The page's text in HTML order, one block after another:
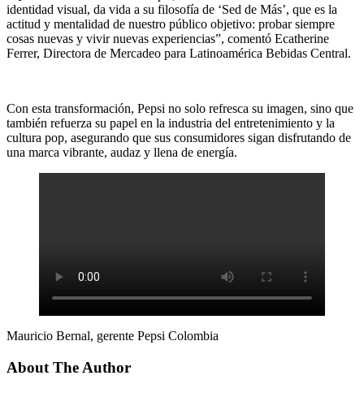
identidad visual, da vida a su filosofía de ‘Sed de Más’, que es la
actitud y mentalidad de nuestro público objetivo: probar siempre
cosas nuevas y vivir nuevas experiencias”, comentó Ecatherine
Ferrer, Directora de Mercadeo para Latinoamérica Bebidas Central.
Con esta transformación, Pepsi no solo refresca su imagen, sino que
también refuerza su papel en la industria del entretenimiento y la
cultura pop, asegurando que sus consumidores sigan disfrutando de
una marca vibrante, audaz y llena de energía.
Mauricio Bernal, gerente Pepsi Colombia
About The Author